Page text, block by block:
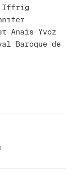
Iffrig
Anaïs Yvoz
Baroque de